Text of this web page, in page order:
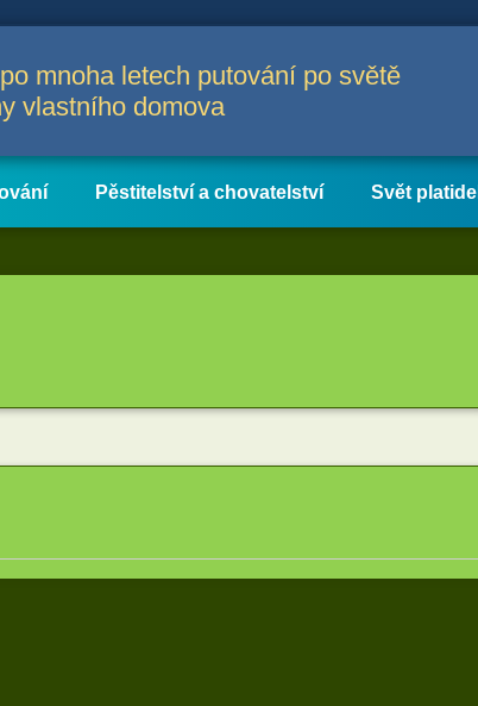
mnoha letech putování po světě
vlastního domova
Pěstitelství a chovatelství Svět platidel